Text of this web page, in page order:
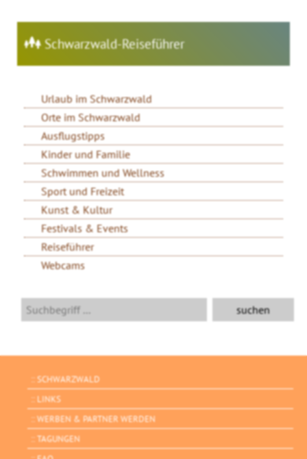
Schwarzwald-Reiseführer
Urlaub im Schwarzwald
Orte im Schwarzwald
Ausflugstipps
Kinder und Familie
Schwimmen und Wellness
Sport und Freizeit
Kunst & Kultur
Festivals & Events
Reiseführer
Webcams
SCHWARZWALD
LINKS
WERBEN & PARTNER WERDEN
TAGUNGEN